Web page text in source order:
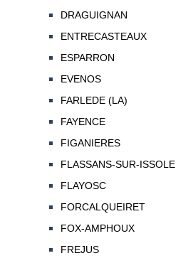
DRAGUIGNAN
ENTRECASTEAUX
ESPARRON
EVENOS
FARLEDE (LA)
FAYENCE
FIGANIERES
FLASSANS-SUR-ISSOLE
FLAYOSC
FORCALQUEIRET
FOX-AMPHOUX
FREJUS